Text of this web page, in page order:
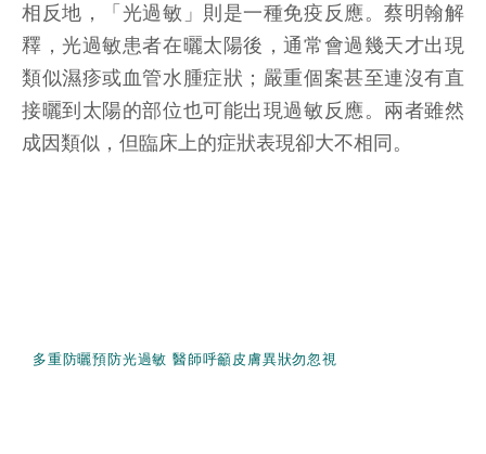
相反地，「光過敏」則是一種免疫反應。蔡明翰解
釋，光過敏患者在曬太陽後，通常會過幾天才出現
類似濕疹或血管水腫症狀；嚴重個案甚至連沒有直
接曬到太陽的部位也可能出現過敏反應。兩者雖然
成因類似，但臨床上的症狀表現卻大不相同。
多重防曬預防光過敏 醫師呼籲皮膚異狀勿忽視